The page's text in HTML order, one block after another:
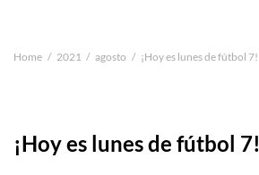
Home 2021 agosto ¡Hoy es lunes de fútbol 7!
¡Hoy es lunes de fútbol 7!